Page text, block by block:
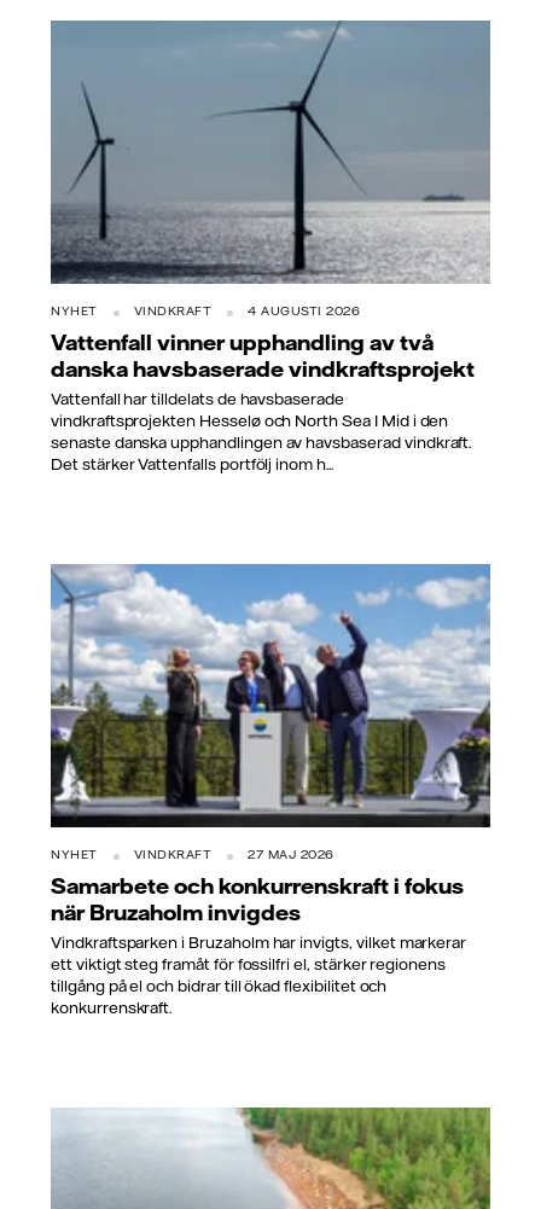
NYHET VINDKRAFT 4 AUGUSTI 2026
Vattenfall vinner upphandling av två
danska havsbaserade vindkraftsprojekt
Vattenfall har tilldelats de havsbaserade
vindkraftsprojekten Hesselø och North Sea I Mid i den
senaste danska upphandlingen av havsbaserad vindkraft.
Det stärker Vattenfalls portfölj inom h...
NYHET VINDKRAFT 27 MAJ 2026
Samarbete och konkurrenskraft i fokus
när Bruzaholm invigdes
Vindkraftsparken i Bruzaholm har invigts, vilket markerar
ett viktigt steg framåt för fossilfri el, stärker regionens
tillgång på el och bidrar till ökad flexibilitet och
konkurrenskraft.